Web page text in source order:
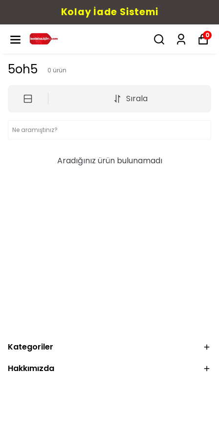
Kolay İade Sistemi
0
5oh5 0 ürün
Sırala
Aradığınız ürün bulunamadı
Kategoriler
Hakkımızda